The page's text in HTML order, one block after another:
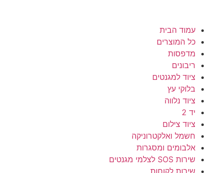
עמוד הבית
כל המוצרים
מדפסות
ריבונים
ציוד למגנטים
בלוקי עץ
ציוד נלווה
יד 2
ציוד צילום
חשמל ואלקטרוניקה
אלבומים ומסגרות
שירות SOS לצלמי מגנטים
שירות לקוחות